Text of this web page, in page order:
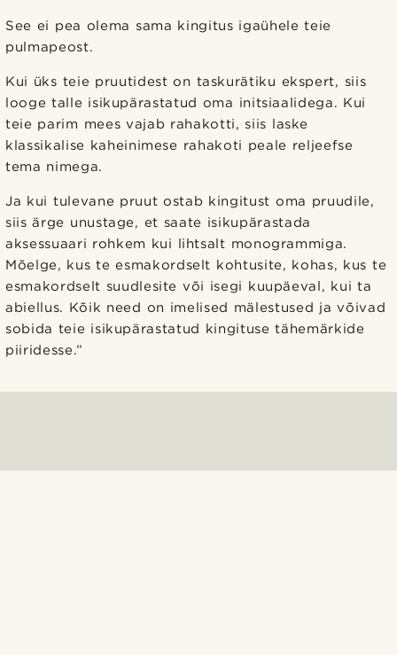
See ei pea olema sama kingitus igaühele teie
pulmapeost.
Kui üks teie pruutidest on taskurätiku ekspert, siis
looge talle isikupärastatud oma initsiaalidega. Kui
teie parim mees vajab rahakotti, siis laske
klassikalise kaheinimese rahakoti peale reljeefse
tema nimega.
Ja kui tulevane pruut ostab kingitust oma pruudile,
siis ärge unustage, et saate isikupärastada
aksessuaari rohkem kui lihtsalt monogrammiga.
Mõelge, kus te esmakordselt kohtusite, kohas, kus te
esmakordselt suudlesite või isegi kuupäeval, kui ta
abiellus. Kõik need on imelised mälestused ja võivad
sobida teie isikupärastatud kingituse tähemärkide
piiridesse.”